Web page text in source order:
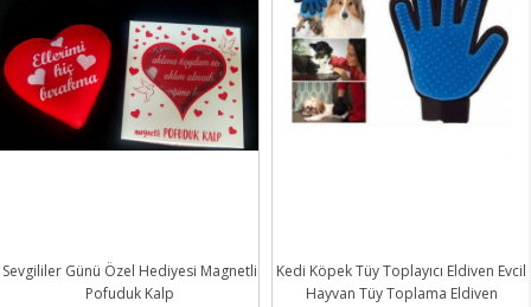
Sevgililer Günü Özel Hediyesi Magnetli
Pofuduk Kalp
Kedi Köpek Tüy Toplayıcı Eldiven Evcil
Hayvan Tüy Toplama Eldiven